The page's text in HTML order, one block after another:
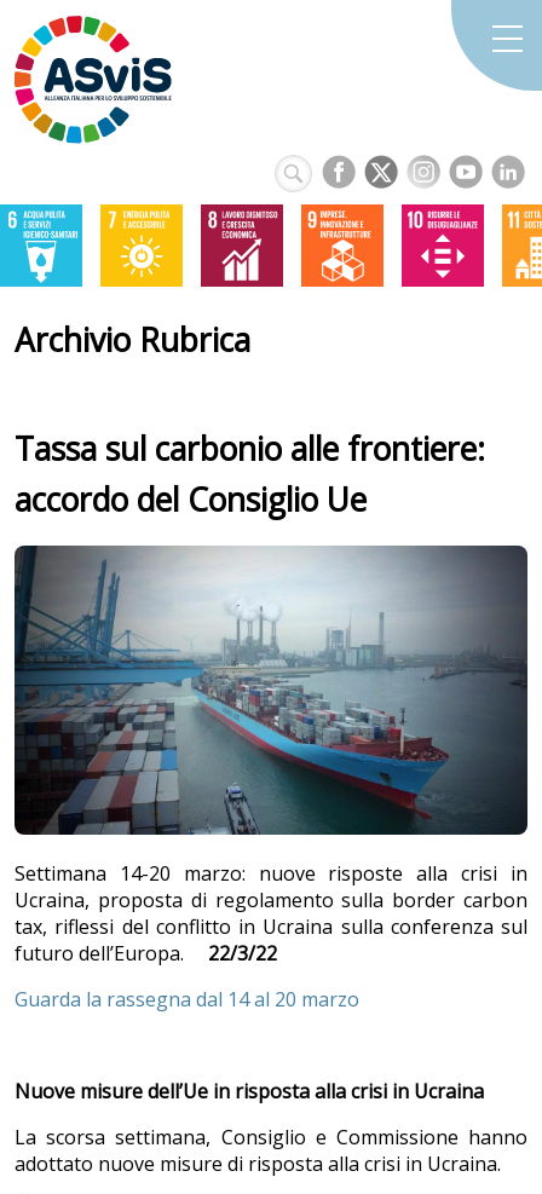
Archivio Rubrica
Tassa sul carbonio alle frontiere:
accordo del Consiglio Ue
Settimana 14-20 marzo: nuove risposte alla crisi in
Ucraina, proposta di regolamento sulla border carbon
tax, riflessi del conflitto in Ucraina sulla conferenza sul
futuro dell’Europa. 22/3/22
Guarda la rassegna dal 14 al 20 marzo
Nuove misure dell’Ue in risposta alla crisi in Ucraina
La scorsa settimana, Consiglio e Commissione hanno
adottato nuove misure di risposta alla crisi in Ucraina.